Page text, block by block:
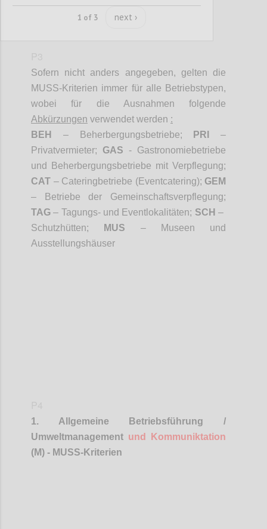
Sofern nicht anders angegeben, gelten die
MUSS-Kriterien immer für alle Betriebstypen,
wobei für die Ausnahmen folgende
Abkürzungen verwendet werden :
BEH – Beherbergungsbetriebe; PRI –
Privatvermieter; GAS - Gastronomiebetriebe
und Beherbergungsbetriebe mit Verpflegung;
CAT – Cateringbetriebe (Eventcatering); GEM
– Betriebe der Gemeinschaftsverpflegung;
TAG– Tagungs- und Eventlokalitäten; SCH–
Schutzhütten;
MUS – Museen und
Ausstellungshäuser
1. Allgemeine Betriebsführung /
Umweltmanagement und
Kommuniktation
(M) - MUSS-Kriterien
1 of 3 next ›